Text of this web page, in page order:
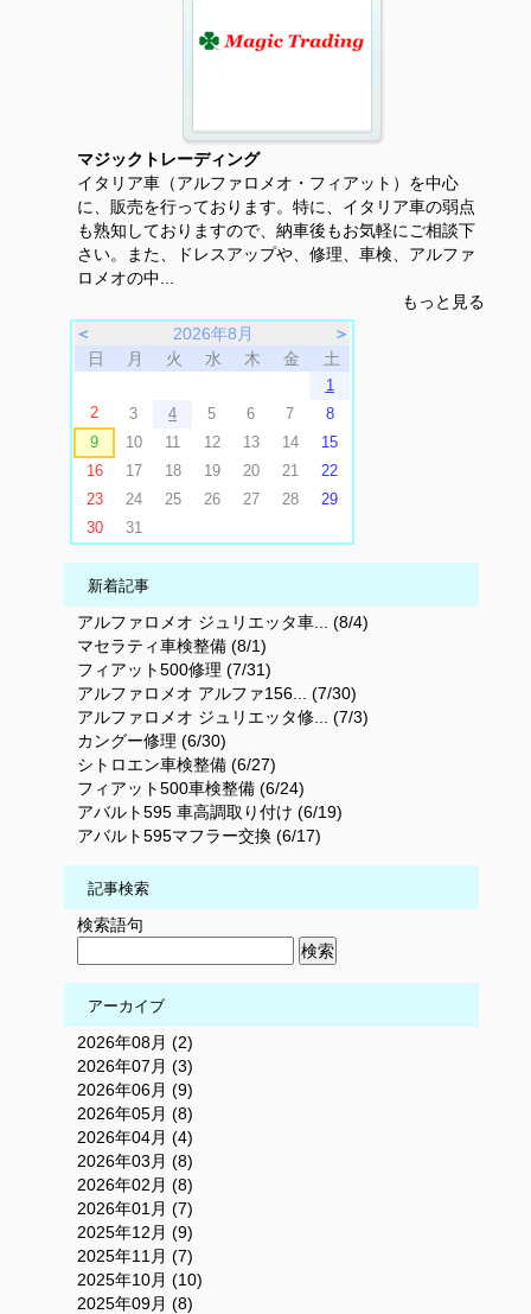
マジックトレーディング
イタリア車（アルファロメオ・フィアット）を中心
に、販売を行っております。特に、イタリア車の弱点
も熟知しておりますので、納車後もお気軽にご相談下
さい。また、ドレスアップや、修理、車検、アルファ
ロメオの中...
もっと見る
＜
2026年8月
＞
日
月 火 水 木 金 土
1
2
3 4 5 6 7
8
9
10 11 12 13 14
15
16
17 18 19 20 21
22
23
24 25 26 27 28
29
30
31
新着記事
アルファロメオ ジュリエッタ車... (8/4)
マセラティ車検整備 (8/1)
フィアット500修理 (7/31)
アルファロメオ アルファ156... (7/30)
アルファロメオ ジュリエッタ修... (7/3)
カングー修理 (6/30)
シトロエン車検整備 (6/27)
フィアット500車検整備 (6/24)
アバルト595 車高調取り付け (6/19)
アバルト595マフラー交換 (6/17)
記事検索
検索語句
アーカイブ
2026年08月 (2)
2026年07月 (3)
2026年06月 (9)
2026年05月 (8)
2026年04月 (4)
2026年03月 (8)
2026年02月 (8)
2026年01月 (7)
2025年12月 (9)
2025年11月 (7)
2025年10月 (10)
2025年09月 (8)